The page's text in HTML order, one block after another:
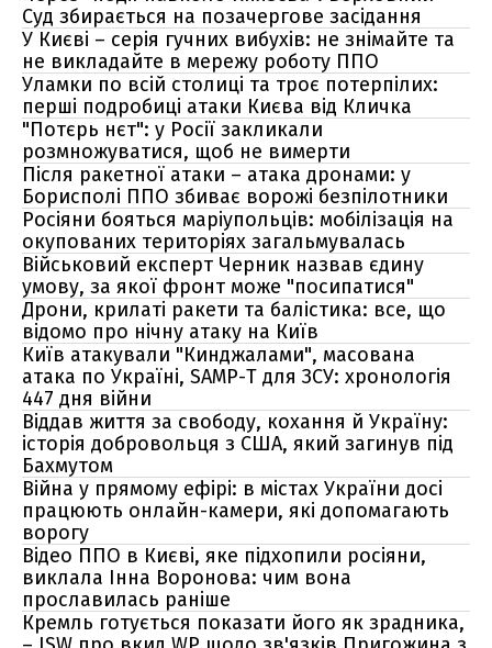
Суд збирається на позачергове засідання
У Києві – серія гучних вибухів: не знімайте та
не викладайте в мережу роботу ППО
Уламки по всій столиці та троє потерпілих:
перші подробиці атаки Києва від Кличка
"Потєрь нєт": у Росії закликали
розмножуватися, щоб не вимерти
Після ракетної атаки – атака дронами: у
Борисполі ППО збиває ворожі безпілотники
Росіяни бояться маріупольців: мобілізація на
окупованих територіях загальмувалась
Військовий експерт Черник назвав єдину
умову, за якої фронт може "посипатися"
Дрони, крилаті ракети та балістика: все, що
відомо про нічну атаку на Київ
Київ атакували "Кинджалами", масована
атака по Україні, SAMP-T для ЗСУ: хронологія
447 дня війни
Віддав життя за свободу, кохання й Україну:
історія добровольця з США, який загинув під
Бахмутом
Війна у прямому ефірі: в містах України досі
працюють онлайн-камери, які допомагають
ворогу
Відео ППО в Києві, яке підхопили росіяни,
виклала Інна Воронова: чим вона
прославилась раніше
Кремль готується показати його як зрадника,